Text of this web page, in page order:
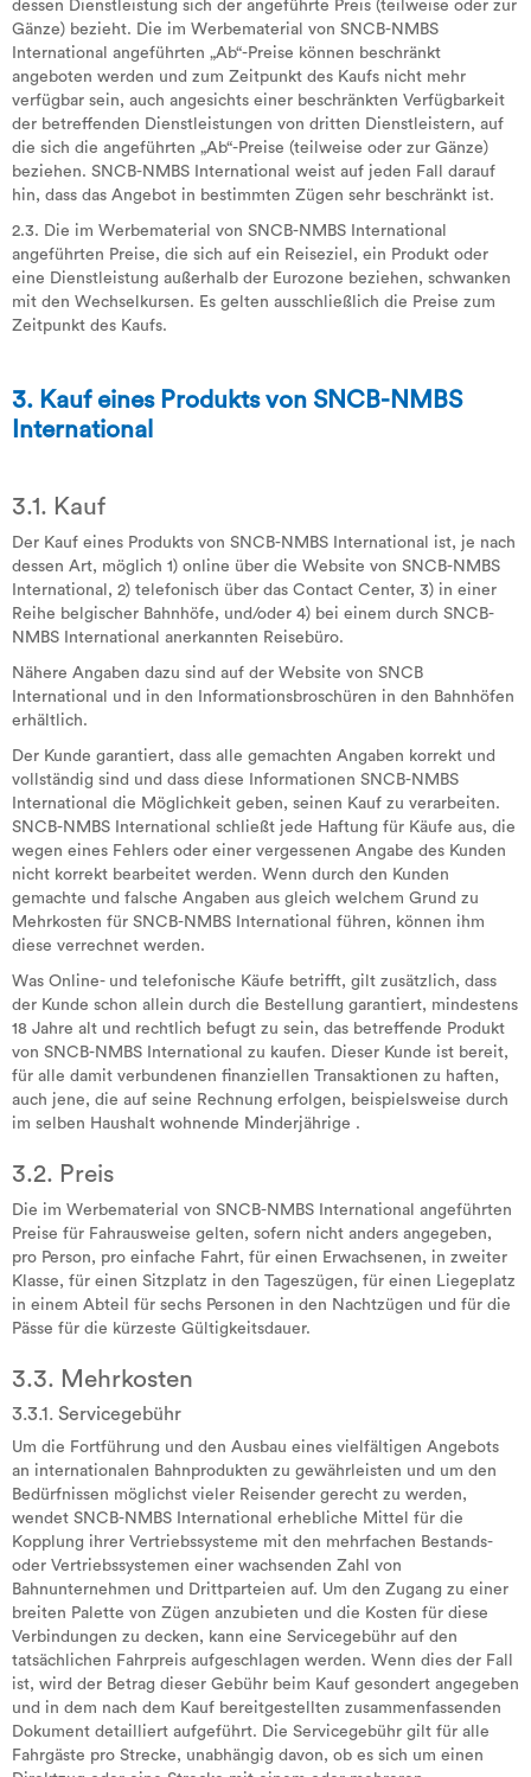
dessen Dienstleistung sich der angeführte Preis (teilweise oder zur
Gänze) bezieht. Die im Werbematerial von SNCB-NMBS
International angeführten „Ab“-Preise können beschränkt
angeboten werden und zum Zeitpunkt des Kaufs nicht mehr
verfügbar sein, auch angesichts einer beschränkten Verfügbarkeit
der betreffenden Dienstleistungen von dritten Dienstleistern, auf
die sich die angeführten „Ab“-Preise (teilweise oder zur Gänze)
beziehen. SNCB-NMBS International weist auf jeden Fall darauf
hin, dass das Angebot in bestimmten Zügen sehr beschränkt ist.
2.3. Die im Werbematerial von SNCB-NMBS International
angeführten Preise, die sich auf ein Reiseziel, ein Produkt oder
eine Dienstleistung außerhalb der Eurozone beziehen, schwanken
mit den Wechselkursen. Es gelten ausschließlich die Preise zum
Zeitpunkt des Kaufs.
3. Kauf eines Produkts von SNCB-NMBS
International
3.1. Kauf
Der Kauf eines Produkts von SNCB-NMBS International ist, je nach
dessen Art, möglich 1) online über die Website von SNCB-NMBS
International, 2) telefonisch über das Contact Center, 3) in einer
Reihe belgischer Bahnhöfe, und/oder 4) bei einem durch SNCB-
NMBS International anerkannten Reisebüro.
Nähere Angaben dazu sind auf der Website von SNCB
International und in den Informationsbroschüren in den Bahnhöfen
erhältlich.
Der Kunde garantiert, dass alle gemachten Angaben korrekt und
vollständig sind und dass diese Informationen SNCB-NMBS
International die Möglichkeit geben, seinen Kauf zu verarbeiten.
SNCB-NMBS International schließt jede Haftung für Käufe aus, die
wegen eines Fehlers oder einer vergessenen Angabe des Kunden
nicht korrekt bearbeitet werden. Wenn durch den Kunden
gemachte und falsche Angaben aus gleich welchem Grund zu
Mehrkosten für SNCB-NMBS International führen, können ihm
diese verrechnet werden.
Was Online- und telefonische Käufe betrifft, gilt zusätzlich, dass
der Kunde schon allein durch die Bestellung garantiert, mindestens
18 Jahre alt und rechtlich befugt zu sein, das betreffende Produkt
von SNCB-NMBS International zu kaufen. Dieser Kunde ist bereit,
für alle damit verbundenen finanziellen Transaktionen zu haften,
auch jene, die auf seine Rechnung erfolgen, beispielsweise durch
im selben Haushalt wohnende Minderjährige .
3.2. Preis
Die im Werbematerial von SNCB-NMBS International angeführten
Preise für Fahrausweise gelten, sofern nicht anders angegeben,
pro Person, pro einfache Fahrt, für einen Erwachsenen, in zweiter
Klasse, für einen Sitzplatz in den Tageszügen, für einen Liegeplatz
in einem Abteil für sechs Personen in den Nachtzügen und für die
Pässe für die kürzeste Gültigkeitsdauer.
3.3. Mehrkosten
3.3.1. Servicegebühr
Um die Fortführung und den Ausbau eines vielfältigen Angebots
an internationalen Bahnprodukten zu gewährleisten und um den
Bedürfnissen möglichst vieler Reisender gerecht zu werden,
wendet SNCB-NMBS International erhebliche Mittel für die
Kopplung ihrer Vertriebssysteme mit den mehrfachen Bestands-
oder Vertriebssystemen einer wachsenden Zahl von
Bahnunternehmen und Drittparteien auf. Um den Zugang zu einer
breiten Palette von Zügen anzubieten und die Kosten für diese
Verbindungen zu decken, kann eine Servicegebühr auf den
tatsächlichen Fahrpreis aufgeschlagen werden. Wenn dies der Fall
ist, wird der Betrag dieser Gebühr beim Kauf gesondert angegeben
und in dem nach dem Kauf bereitgestellten zusammenfassenden
Dokument detailliert aufgeführt. Die Servicegebühr gilt für alle
Fahrgäste pro Strecke, unabhängig davon, ob es sich um einen